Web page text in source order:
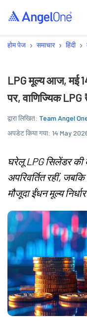
होम पेज › समाचार › हिंदी ›
LPG मूल्य आज, मई
पर, वाणिज्यिक
द्वारा लिखित: Team Angel
अपडेट किया गया: 14 May
घरेलू LPG सिलेंडर की
अपरिवर्तित रहीं,
मौजूदा ईंधन मूल्य